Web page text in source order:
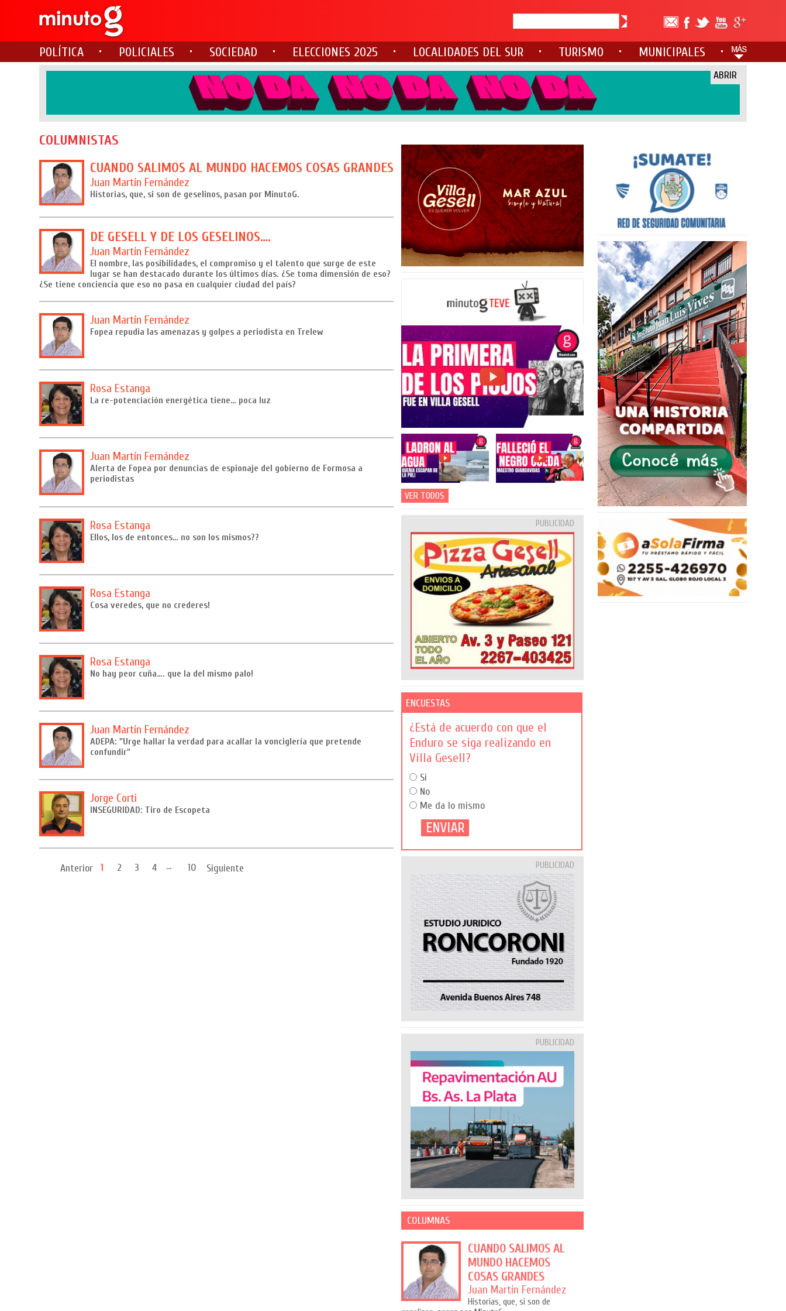
POLÍTICA POLICIALES SOCIEDAD ELECCIONES 2025 LOCALIDADES DEL SUR TURISMO MUNICIPALES
ABRIR
COLUMNISTAS
CUANDO SALIMOS AL MUNDO HACEMOS COSAS GRANDES
Juan Martín Fernández
Historias, que, si son de geselinos, pasan por MinutoG.
DE GESELL Y DE LOS GESELINOS….
Juan Martín Fernández
El nombre, las posibilidades, el compromiso y el talento que surge de este
lugar se han destacado durante los últimos días. ¿Se toma dimensión de eso?
¿Se tiene conciencia que eso no pasa en cualquier ciudad del país?
Juan Martín Fernández
Fopea repudia las amenazas y golpes a periodista en Trelew
Rosa Estanga
La re-potenciación energética tiene… poca luz
Juan Martín Fernández
Alerta de Fopea por denuncias de espionaje del gobierno de Formosa a
periodistas
Rosa Estanga
Ellos, los de entonces… no son los mismos??
Rosa Estanga
Cosa veredes, que no crederes!
Rosa Estanga
No hay peor cuña…. que la del mismo palo!
Juan Martín Fernández
ADEPA: "Urge hallar la verdad para acallar la vonciglería que pretende
confundir"
Jorge Corti
INSEGURIDAD: Tiro de Escopeta
Anterior 1 2 3 4 ... 10 Siguiente
VER TODOS
PUBLICIDAD
ENCUESTAS
¿Está de acuerdo con que el
Enduro se siga realizando en
Villa Gesell?
Si
No
Me da lo mismo
PUBLICIDAD
PUBLICIDAD
COLUMNAS
CUANDO SALIMOS AL
MUNDO HACEMOS
COSAS GRANDES
Juan Martín Fernández
Historias, que, si son de